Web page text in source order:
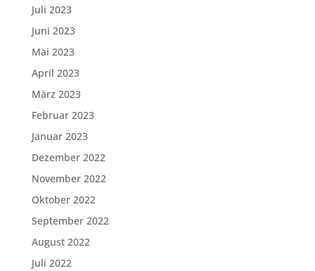
Juli 2023
Juni 2023
Mai 2023
April 2023
März 2023
Februar 2023
Januar 2023
Dezember 2022
November 2022
Oktober 2022
September 2022
August 2022
Juli 2022